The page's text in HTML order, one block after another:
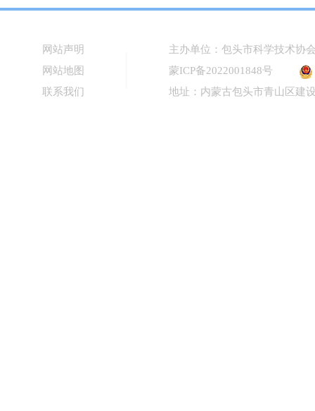
网站声明
网站地图
联系我们
主办单位：包头市科学技术协
蒙ICP备2022001848号
地址：内蒙古包头市青山